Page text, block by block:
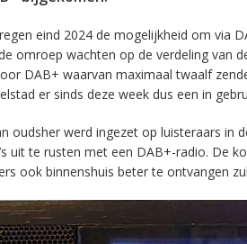
eind 2024 de mogelijkheid om via
omroep wachten op de verdeling van
DAB+ waarvan maximaal twaalf
er sinds deze week dus een in
oudsher werd ingezet op luisteraars in
uit te rusten met een DAB+-radio. De
ook binnenshuis beter te ontvangen